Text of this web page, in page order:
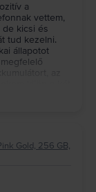
a
vettem,
kicsi és
tud kezelni.
állapotot
örülök, hogy
Gold, 256 GB,